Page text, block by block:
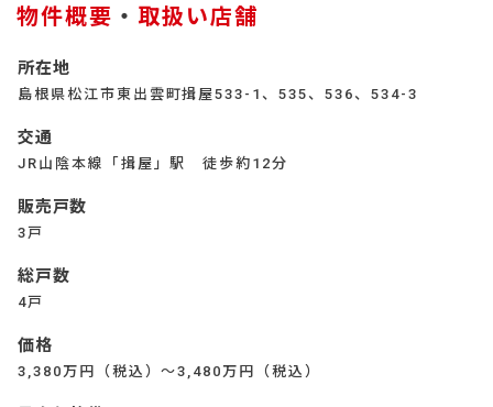
物件概要 ・ 取扱い店舗
所在地
島根県松江市東出雲町揖屋533-1、535、536、534-3
交通
JR山陰本線「揖屋」駅 徒歩約12分
販売戸数
3戸
総戸数
4戸
価格
3,380万円（税込）～3,480万円（税込）